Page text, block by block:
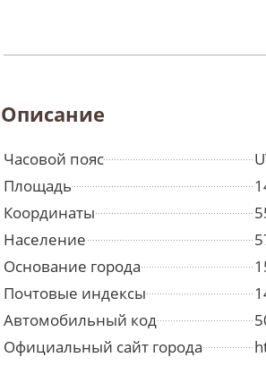
Описание
Часовой пояс
Площадь
Координаты
Население
Основание города
Почтовые индексы
Автомобильный код
Официальный сайт города